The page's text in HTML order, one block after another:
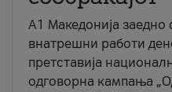
A1 Македонија
внатрешни работи
претставија
одговорна кампања